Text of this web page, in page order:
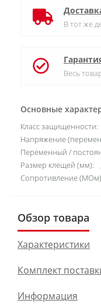
Основные
Класс защищенности:
Напряжение
Переменный /
Размер клещей (мм):
Сопротивление
В тот же
Весь
Обзор товара
Характеристики
Комплект
Информация